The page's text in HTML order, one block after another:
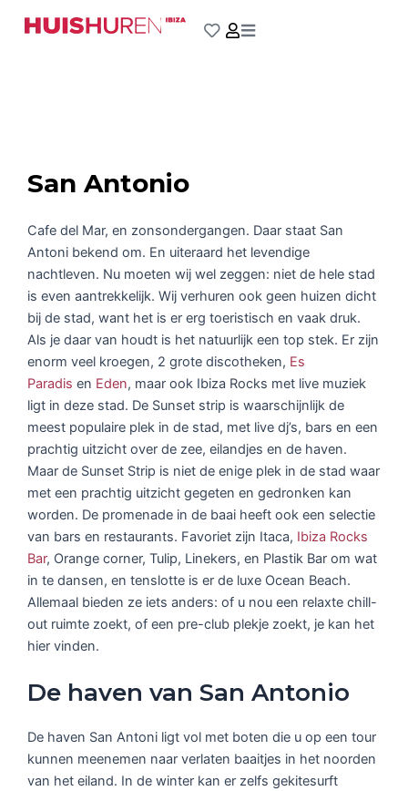
naar
San Antonio
Cafe del Mar, en zonsondergangen. Daar staat San
Antoni bekend om. En uiteraard het levendige
nachtleven. Nu moeten wij wel zeggen: niet de hele stad
is even aantrekkelijk. Wij verhuren ook geen huizen dicht
bij de stad, want het is er erg toeristisch en vaak druk.
Als je daar van houdt is het natuurlijk een top stek. Er zijn
enorm veel kroegen, 2 grote discotheken, Es
Paradis en Eden, maar ook Ibiza Rocks met live muziek
ligt in deze stad. De Sunset strip is waarschijnlijk de
meest populaire plek in de stad, met live dj’s, bars en een
prachtig uitzicht over de zee, eilandjes en de haven.
Maar de Sunset Strip is niet de enige plek in de stad waar
met een prachtig uitzicht gegeten en gedronken kan
worden. De promenade in de baai heeft ook een selectie
van bars en restaurants. Favoriet zijn Itaca, Ibiza Rocks
Bar, Orange corner, Tulip, Linekers, en Plastik Bar om wat
in te dansen, en tenslotte is er de luxe Ocean Beach.
Allemaal bieden ze iets anders: of u nou een relaxte chill-
out ruimte zoekt, of een pre-club plekje zoekt, je kan het
hier vinden.
De haven van San Antonio
De haven San Antoni ligt vol met boten die u op een tour
kunnen meenemen naar verlaten baaitjes in het noorden
van het eiland. In de winter kan er zelfs gekitesurft